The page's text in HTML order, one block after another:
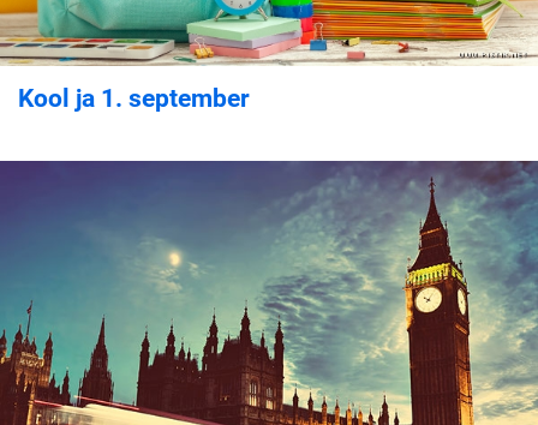
Kool ja 1. september